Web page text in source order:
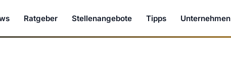
Ratgeber Stellenangebote Tipps Unternehmen